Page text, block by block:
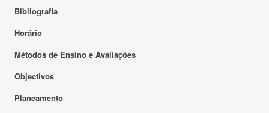
Bibliografia
Horário
Métodos de Ensino e Avaliações
Objectivos
Planeamento